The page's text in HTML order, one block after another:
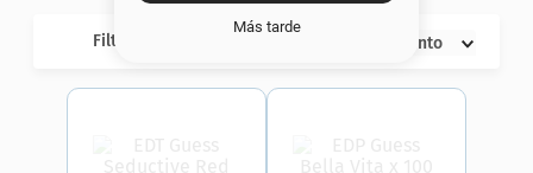
Más tarde
Filtros Descuento
nyx